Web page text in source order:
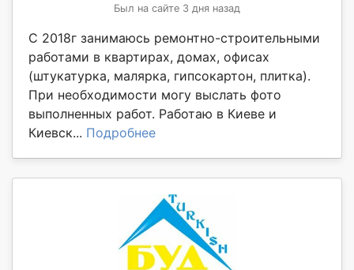
Был на сайте 3 дня назад
С 2018г занимаюсь ремонтно-строительными
работами в квартирах, домах, офисах
(штукатурка, малярка, гипсокартон, плитка).
При необходимости могу выслать фото
выполненных работ. Работаю в Киеве и
Киевск... Подробнее